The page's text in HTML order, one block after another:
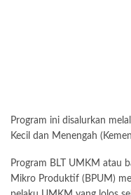
Program ini disalurkan
Kecil dan Menengah
Program BLT UMKM atau
Mikro Produktif (BPUM)